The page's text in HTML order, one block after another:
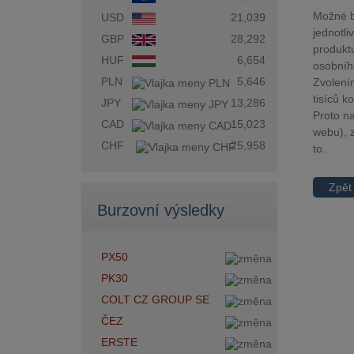
USD
21,039
GBP
28,292
HUF
6,654
PLN
5,646
JPY
13,286
CAD
15,023
CHF
25,958
Burzovní výsledky
PX50
PK30
COLT CZ GROUP SE
ČEZ
ERSTE
Možné
tisíců
Proto
webu),
to.